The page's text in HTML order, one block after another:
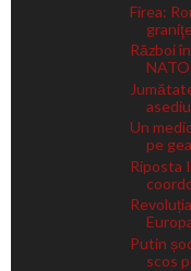
Firea:
Război
Un
pe
Riposta
Putin
scos